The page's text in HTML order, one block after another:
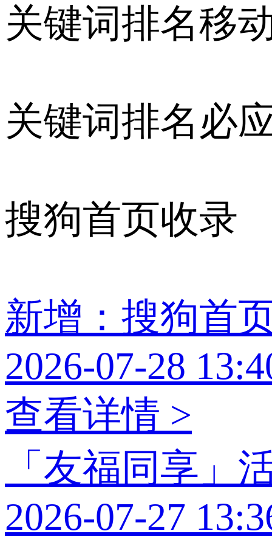
关键词排名移
关键词排名必
搜狗首页收录
新增：搜狗首
2026-07-28
查看详情 >
「友福同享」
2026-07-27